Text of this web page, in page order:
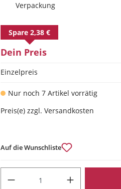
Verpackung
Dein Preis
Einzelpreis
Spare 2,38 €
Nur noch 7 Artikel vorrätig
Preis(e) zzgl. Versandkosten
Auf die Wunschliste